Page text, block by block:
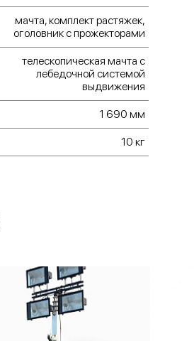
мачта, комплект растяжек,
оголовник с прожекторами
телескопическая мачта с
лебедочной системой
выдвижения
1 690 мм
10 кг